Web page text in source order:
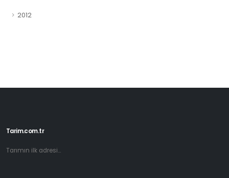
2012
Tarim.com.tr
Tarımın ilk adresi...